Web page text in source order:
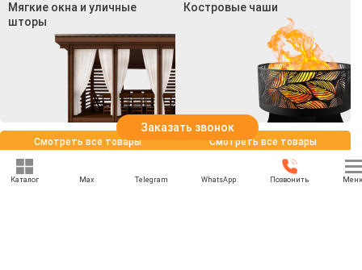
Мягкие окна и уличные
шторы
Смотреть все товары
Костровые чаши
Смотреть все товары
Заказать звонок
Каталог Max Telegram WhatsApp Позвонить